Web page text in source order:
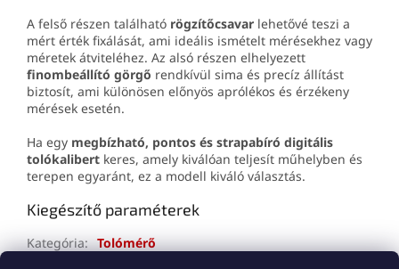
A felső részen található rögzítőcsavar lehetővé teszi a
mért érték fixálását, ami ideális ismételt mérésekhez vagy
méretek átviteléhez. Az alsó részen elhelyezett
finombeállító görgő rendkívül sima és precíz állítást
biztosít, ami különösen előnyös aprólékos és érzékeny
mérések esetén.
Ha egy megbízható, pontos és strapabíró digitális
tolókalibert keres, amely kiválóan teljesít műhelyben és
terepen egyaránt, ez a modell kiváló választás.
Kiegészítő paraméterek
Kategória: Tolómérő